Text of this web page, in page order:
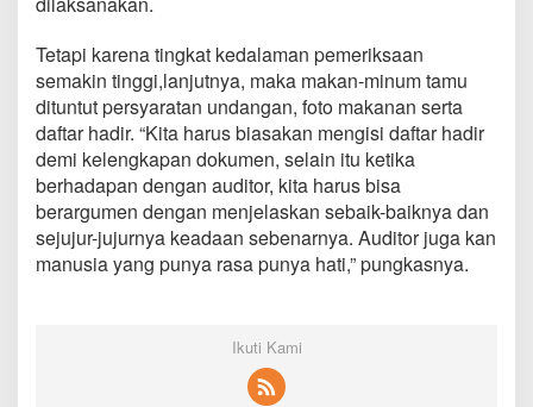
Tetapi karena tingkat kedalaman pemeriksaan
semakin tinggi,lanjutnya, maka makan-minum tamu
dituntut persyaratan undangan, foto makanan serta
daftar hadir. “Kita harus biasakan mengisi daftar hadir
demi kelengkapan dokumen, selain itu ketika
berhadapan dengan auditor, kita harus bisa
berargumen dengan menjelaskan sebaik-baiknya dan
sejujur-jujurnya keadaan sebenarnya. Auditor juga kan
manusia yang punya rasa punya hati,” pungkasnya.
Ikuti Kami